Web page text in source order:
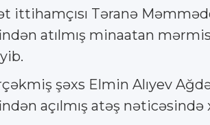
ittihamçısı Təranə
atılmış minaatan
şəxs Elmin Alıyev
açılmış atəş nəticəsində